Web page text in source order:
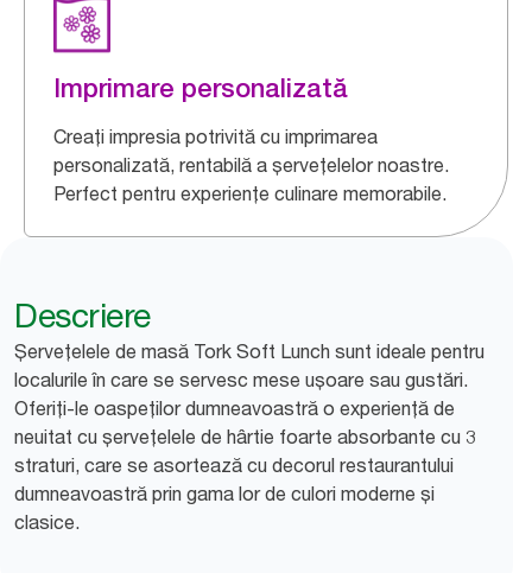
Imprimare personalizată
Creați impresia potrivită cu imprimarea
personalizată, rentabilă a șervețelelor noastre.
Perfect pentru experiențe culinare memorabile.
Descriere
Șervețelele de masă Tork Soft Lunch sunt ideale pentru
localurile în care se servesc mese ușoare sau gustări.
Oferiți-le oaspeților dumneavoastră o experiență de
neuitat cu șervețelele de hârtie foarte absorbante cu 3
straturi, care se asortează cu decorul restaurantului
dumneavoastră prin gama lor de culori moderne și
clasice.